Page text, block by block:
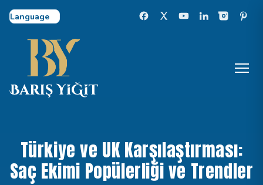
Select Language
Türkiye ve UK Karşılaştırması:
Saç Ekimi Popülerliği ve Trendler